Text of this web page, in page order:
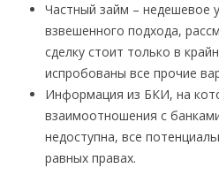
Частный займ – недешевое
взвешенного подхода,
сделку стоит только в
испробованы все прочие
Информация из БКИ, на
взаимоотношения с
недоступна, все
равных правах.